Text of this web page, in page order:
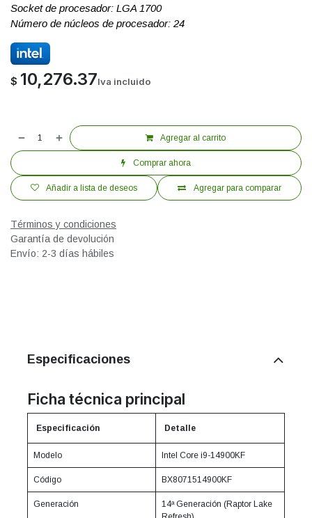
Socket de procesador: LGA 1700
Número de núcleos de procesador: 24
$ 10,276.37Iva incluido
Agregar al carrito
Comprar ahora
Agregar para comparar
Añadir a lista de deseos
Términos y condiciones
Garantía de devolución
Envío: 2-3 días hábiles
Especificaciones
Ficha técnica principal
Especificación Detalle
Modelo Intel Core i9-14900KF
Código BX8071514900KF
Generación
14ª Generación (Raptor Lake